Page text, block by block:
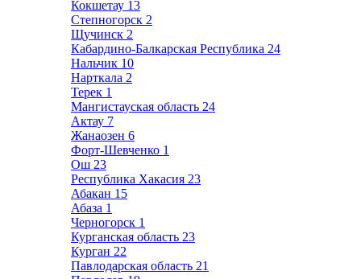
Кокшетау 13
Степногорск 2
Щучинск 2
Кабардино-Балкарская Республика 24
Нальчик 10
Нарткала 2
Терек 1
Мангистауская область 24
Актау 7
Жанаозен 6
Форт-Шевченко 1
Ош 23
Республика Хакасия 23
Абакан 15
Абаза 1
Черногорск 1
Курганская область 23
Курган 22
Павлодарская область 21